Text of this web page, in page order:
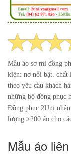
Mẫu áo sơ mi đồng
kiện: nơ nổi bật. chất
theo yêu cầu khách
những bộ đồng phục
Đồng phục 2Uni
lượng >200 áo cho
Mẫu áo